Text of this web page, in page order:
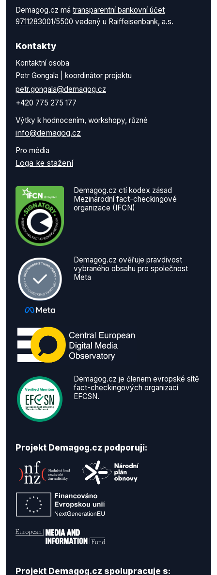
Demagog.cz má transparentní bankovní účet
9711283001/5500 vedený u Raiffeisenbank, a.s.
Kontakty
Kontaktní osoba
Petr Gongala | koordinátor projektu
petr.gongala@demagog.cz
+420 775 275 177
Výtky k hodnocením, workshopy, různé
info@demagog.cz
Pro média
Loga ke stažení
Demagog.cz ctí kodex zásad
Mezinárodní fact-checkingové
organizace (IFCN)
Demagog.cz ověřuje pravdivost
vybraného obsahu pro společnost
Meta
Demagog.cz je členem evropské sítě
fact-checkingových organizací
EFCSN.
Projekt Demagog.cz podporují:
Projekt Demagog.cz spolupracuje s: